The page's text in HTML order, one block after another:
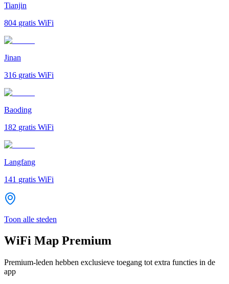
Tianjin
804 gratis WiFi
Jinan
316 gratis WiFi
Baoding
182 gratis WiFi
Langfang
141 gratis WiFi
Toon alle steden
WiFi Map Premium
Premium-leden hebben exclusieve toegang tot extra functies in de
app